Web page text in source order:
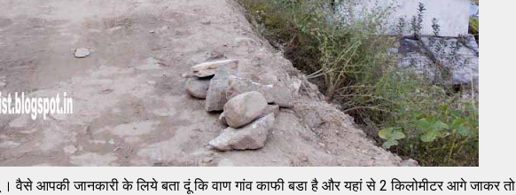
। वैसे आपकी जानकारी के लिये बता दूं कि वाण गांव काफी बडा है और यहां से 2 किलोमीटर आगे जाकर तो